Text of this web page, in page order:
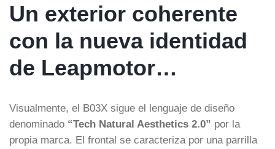
Un exterior coherente
con la nueva identidad
de Leapmotor…
Visualmente, el B03X sigue el lenguaje de diseño
denominado “Tech Natural Aesthetics 2.0” por la
propia marca. El frontal se caracteriza por una parrilla